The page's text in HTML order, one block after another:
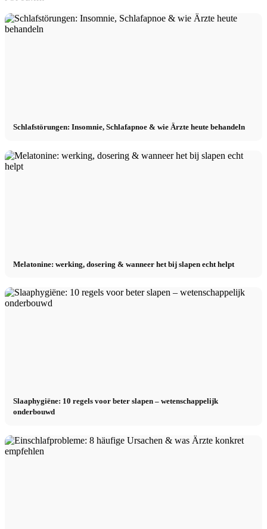
Schlafstörungen: Insomnie, Schlafapnoe & wie Ärzte heute behandeln
Melatonine: werking, dosering & wanneer het bij slapen echt helpt
Slaaphygiëne: 10 regels voor beter slapen – wetenschappelijk
onderbouwd